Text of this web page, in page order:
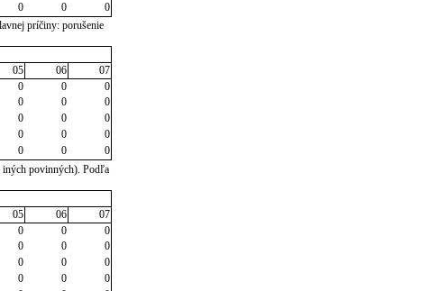
0 0
0
príčiny: porušenie
05 06
07
0 0
0
0 0
0
0 0
0
0 0
0
0 0
0
iných povinných). Podľa
05 06
07
0 0
0
0 0
0
0 0
0
0 0
0